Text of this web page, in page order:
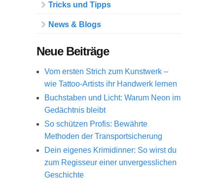
Tricks und Tipps
News & Blogs
Neue Beiträge
Vom ersten Strich zum Kunstwerk –
wie Tattoo-Artists ihr Handwerk lernen
Buchstaben und Licht: Warum Neon im
Gedächtnis bleibt
So schützen Profis: Bewährte
Methoden der Transportsicherung
Dein eigenes Krimidinner: So wirst du
zum Regisseur einer unvergesslichen
Geschichte